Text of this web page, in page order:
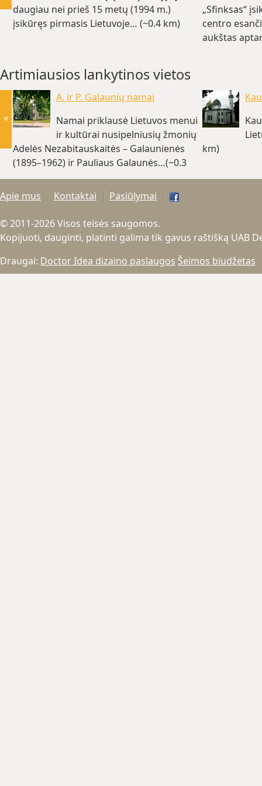
daugiau nei prieš 15 metų (1994 m.)
įsikūręs pirmasis Lietuvoje… (~0.4 km)
„Sfinksas“
centro
aukštas
Artimiausios lankytinos vietos
A. ir P. Galaunių namai
Namai priklausė Lietuvos menui
ir kultūrai nusipelniusių žmonių
Adelės Nezabitauskaitės – Galaunienės
(1895–1962) ir Pauliaus Galaunės…(~0.3
km)
km)
«
Apie mus Kontaktai Pasiūlymai
© 2011-2026 Visos teisės saugomos.
Kopijuoti, dauginti, platinti galima tik gavus raštišką UAB
Draugai: Doctor Idea dizaino paslaugos Šeimos biudžetas